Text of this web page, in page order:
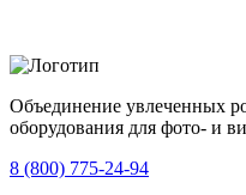
Объединение увлеченных
оборудования для фото- и
8 (800) 775-24-94